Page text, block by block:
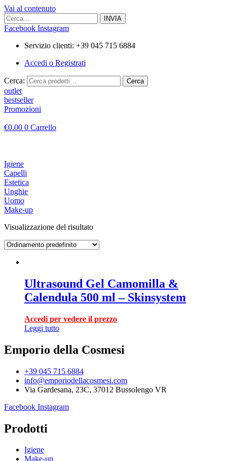
Vai al contenuto
Facebook Instagram
Servizio clienti: +39 045 715 6884
Accedi o Registrati
Cerca: Cerca
outlet
bestseller
Promozioni
€0.00 0 Carrello
Igiene
Capelli
Estetica
Unghie
Uomo
Make-up
Visualizzazione del risultato
Ultrasound Gel Camomilla &
Calendula 500 ml – Skinsystem
Accedi per vedere il prezzo
Leggi tutto
Emporio della Cosmesi
+39 045 715 6884
info@emporiodellacosmesi.com
Via Gardesana, 23C, 37012 Bussolengo VR
Facebook Instagram
Prodotti
Igiene
Make-up